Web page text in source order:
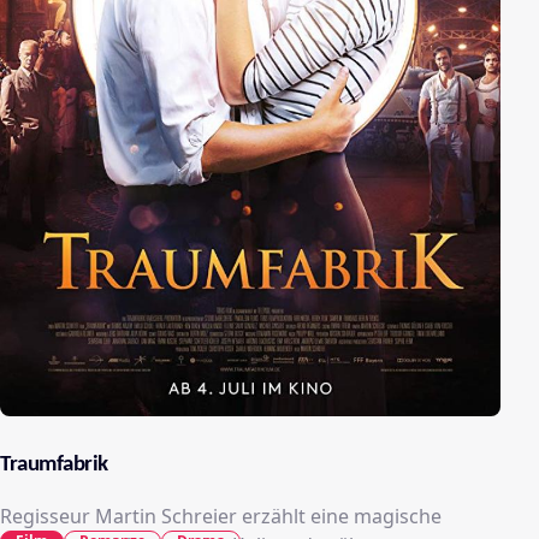
Traumfabrik
Regisseur Martin Schreier erzählt eine magische